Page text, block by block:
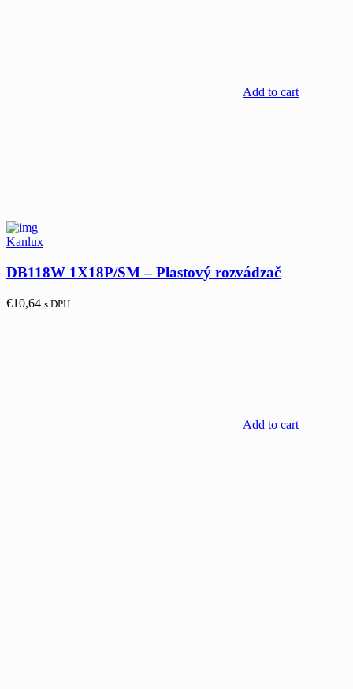
Add to cart
Kanlux
DB118W 1X18P/SM – Plastový rozvádzač
€10,64 s DPH
Add to cart